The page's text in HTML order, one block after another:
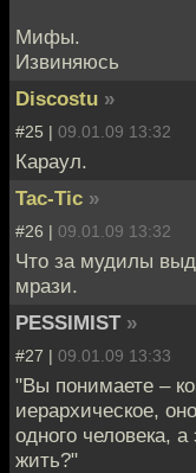
Мифы.
Извиняюсь
Discostu »
#25 | 09.01.09 13:32
Караул.
Tac-Tic »
#26 | 09.01.09 13:32
Что за мудилы
мрази.
PESSIMIST »
#27 | 09.01.09 13:33
"Вы понимаете –
иерархическое,
одного человека, а
жить?"